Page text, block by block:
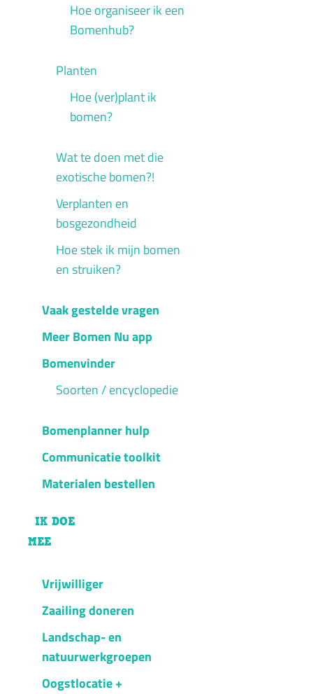
Hoe organiseer ik een
Bomenhub?
Planten
Hoe (ver)plant ik
bomen?
Wat te doen met die
exotische bomen?!
Verplanten en
bosgezondheid
Hoe stek ik mijn bomen
en struiken?
Vaak gestelde vragen
Meer Bomen Nu app
Bomenvinder
Soorten / encyclopedie
Bomenplanner hulp
Communicatie toolkit
Materialen bestellen
IK DOE
MEE
Vrijwilliger
Zaailing doneren
Landschap- en
natuurwerkgroepen
Oogstlocatie +